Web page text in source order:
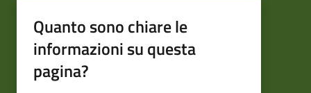
Quanto sono chiare le
informazioni su questa
pagina?